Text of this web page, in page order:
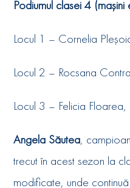
Podiumul clasei 4 (mașini
Locul 1 – Cornelia
Locul 2 – Rocsana
Locul 3 – Felicia
Angela Săutea,
trecut în acest sezon la
modificate, unde